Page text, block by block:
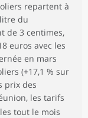
repartent à
du
de 3 centimes,
euros avec les
en mars
(+17,1 % sur
prix des
les tarifs
tout le mois